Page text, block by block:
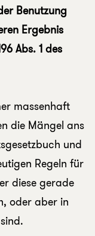
Benutzung
Ergebnis
Abs. 1 des
massenhaft
die Mängel ans
und
Regeln für
diese gerade
oder aber in